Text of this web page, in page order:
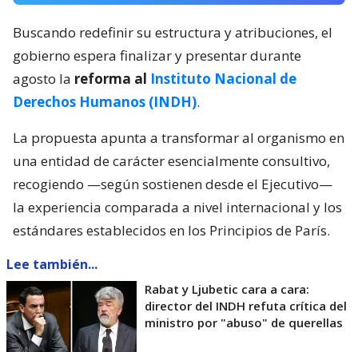
Buscando redefinir su estructura y atribuciones, el
gobierno espera finalizar y presentar durante
agosto la reforma al Instituto Nacional de
Derechos Humanos (INDH).
La propuesta apunta a transformar al organismo en
una entidad de carácter esencialmente consultivo,
recogiendo —según sostienen desde el Ejecutivo—
la experiencia comparada a nivel internacional y los
estándares establecidos en los Principios de París.
Lee también...
Rabat y Ljubetic cara a cara:
director del INDH refuta crítica del
ministro por "abuso" de querellas